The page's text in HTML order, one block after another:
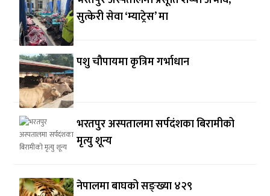
सुत्केरी सेवा ‘म्याट्रेस’ मा
पशु चौपायमा कृत्रिम गर्भाधान
भरतपुर अस्पतालमा सर्पदंशका बिरामीको
मृत्यु शून्य
नेपालमा बाघको सङ्ख्या ४२९